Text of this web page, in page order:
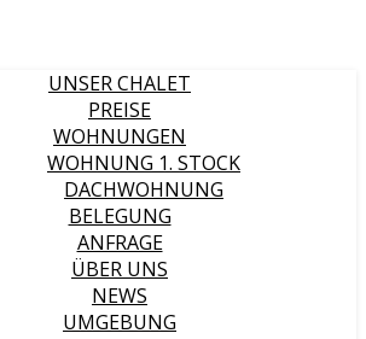
UNSER CHALET
PREISE
WOHNUNGEN
WOHNUNG 1. STOCK
DACHWOHNUNG
BELEGUNG
ANFRAGE
ÜBER UNS
NEWS
UMGEBUNG